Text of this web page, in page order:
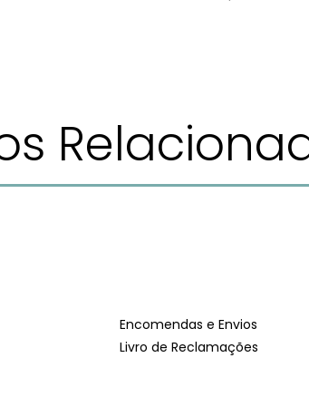
Encomendas e Envios
Livro de Reclamações